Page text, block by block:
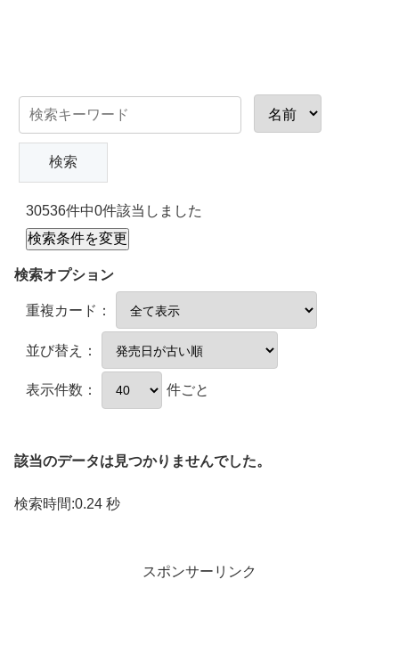
30536件中0件該当しました
検索オプション
重複カード：
並び替え：
表示件数： 件ごと
該当のデータは見つかりませんでした。
検索時間:0.24 秒
スポンサーリンク